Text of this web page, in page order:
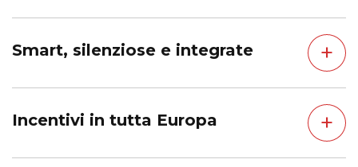
Smart, silenziose e integrate +
Incentivi in tutta Europa +